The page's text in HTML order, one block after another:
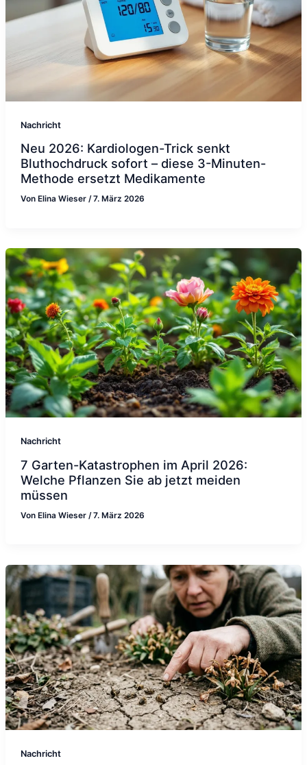
Nachricht
Neu 2026: Kardiologen-Trick senkt
Bluthochdruck sofort – diese 3-Minuten-
Methode ersetzt Medikamente
Von Elina Wieser /7. März 2026
Nachricht
7 Garten-Katastrophen im April 2026:
Welche Pflanzen Sie ab jetzt meiden
müssen
Von Elina Wieser /7. März 2026
Nachricht